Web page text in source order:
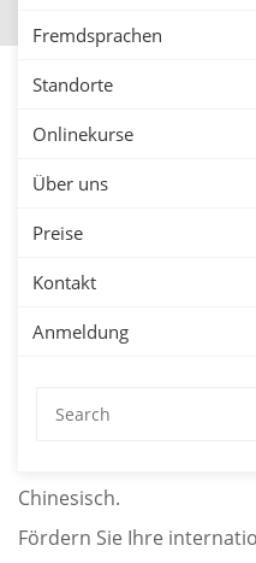
Fremdsprachen
Standorte
Onlinekurse
Über uns
Preise
Kontakt
Anmeldung
Firmenkurse
Sprachkurse
Unternehmen
Probestunde.
Chinesisch.
Fördern Sie Ihre